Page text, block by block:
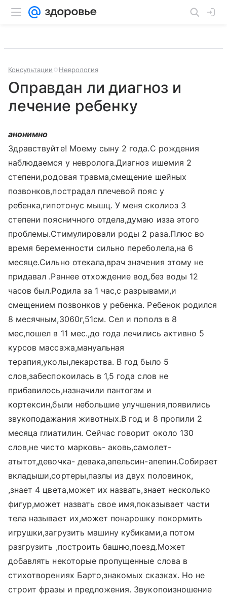
Консультации Неврология
Оправдан ли диагноз и
лечение ребенку
анонимно
Здравствуйте! Моему сыну 2 года.С рождения
наблюдаемся у невролога.Диагноз ишемия 2
степени,родовая травма,смещение шейных
позвонков,пострадал плечевой пояс у
ребенка,гипотонус мышц. У меня сколиоз 3
степени поясничного отдела,думаю изза этого
проблемы.Стимулировали роды 2 раза.Плюс во
время беременности сильно переболела,на 6
месяце.Сильно отекала,врач значения этому не
придавал .Раннее отхождение вод,без воды 12
часов был.Родила за 1 час,с разрывами,и
смещением позвонков у ребенка. Ребенок родился
8 месячным,3060г,51см. Сел и пополз в 8
мес,пошел в 11 мес.,до года лечились активно 5
курсов массажа,мануальная
терапия,уколы,лекарства. В год было 5
слов,забеспокоилась в 1,5 года слов не
прибавилось,назначили пантогам и
кортексин,были небольшие улучшения,появились
звукоподажания животных.В год и 8 пропили 2
месяца глиатилин. Сейчас говорит около 130
слов,не чисто марковь- аковь,самолет-
атытот,девочка- девака,апельсин-апепин.Собирает
вкладыши,сортеры,пазлы из двух половинок,
,знает 4 цвета,может их назвать,знает несколько
фигур,может назвать свое имя,показывает части
тела называет их,может понарошку покормить
игрушки,загрузить машину кубиками,а потом
разгрузить ,построить башню,поезд.Может
добавлять некоторые пропущенные слова в
стихотворениях Барто,знакомых сказках. Но не
строит фразы и предложения. Звукопоизношение